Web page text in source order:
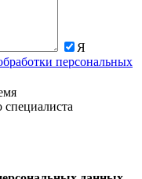
Я
персональных